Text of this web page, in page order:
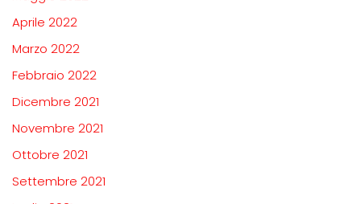
Aprile 2022
Marzo 2022
Febbraio 2022
Dicembre 2021
Novembre 2021
Ottobre 2021
Settembre 2021